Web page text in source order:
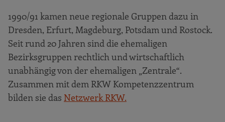
1990/91 kamen neue regionale Gruppen dazu in
Dresden, Erfurt, Magdeburg, Potsdam und Rostock.
Seit rund 20 Jahren sind die ehemaligen
Bezirksgruppen rechtlich und wirtschaftlich
unabhängig von der ehemaligen „Zentrale“.
Zusammen mit dem RKW Kompetenzzentrum
bilden sie das Netzwerk RKW.